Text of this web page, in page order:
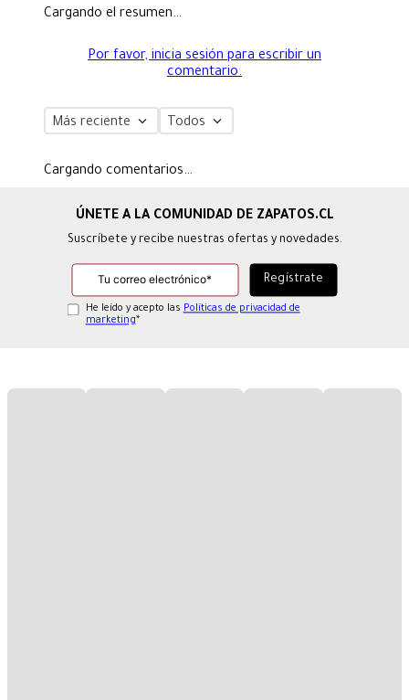
Cargando el resumen…
Por favor, inicia sesión para escribir un
comentario.
Más reciente Todos
Cargando comentarios…
Suscríbete y recibe nuestras ofertas y novedades.
He leído y acepto las Políticas de privacidad de
marketing*